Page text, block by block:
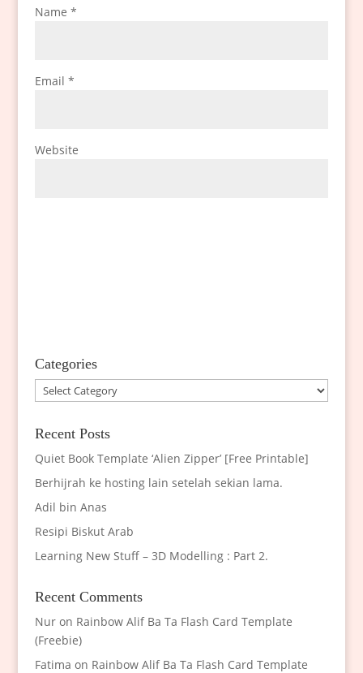
Name *
Email *
Website
Categories
Categories
Recent Posts
Quiet Book Template ‘Alien Zipper’ [Free Printable]
Berhijrah ke hosting lain setelah sekian lama.
Adil bin Anas
Resipi Biskut Arab
Learning New Stuff – 3D Modelling : Part 2.
Recent Comments
Nuron Rainbow Alif Ba Ta Flash Card Template
(Freebie)
Fatima on Rainbow Alif Ba Ta Flash Card Template